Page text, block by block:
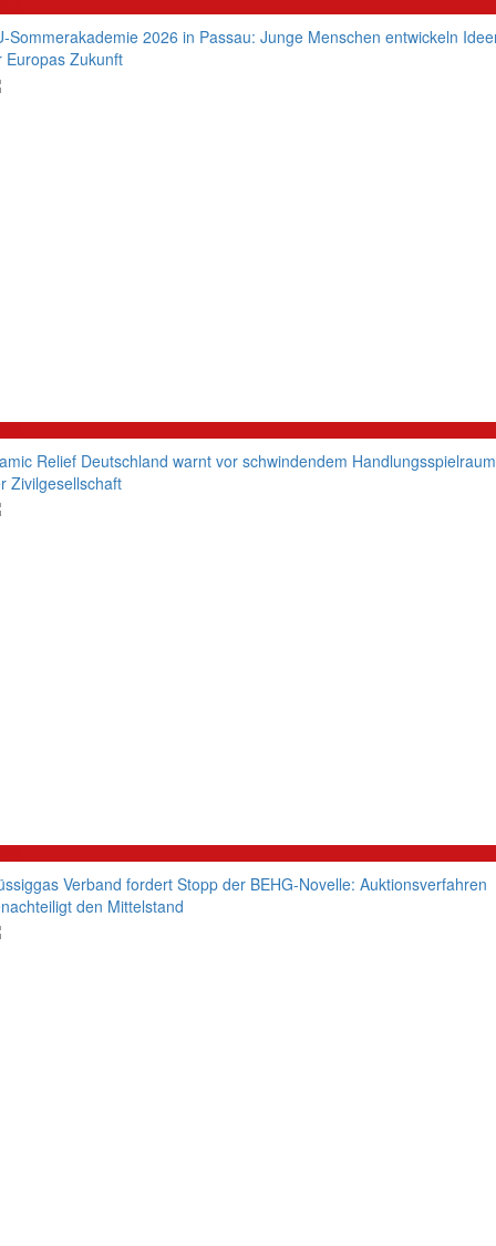
Sommerakademie 2026 in Passau: Junge Menschen entwickeln
Europas Zukunft
Relief Deutschland warnt vor schwindendem Handlungsspielraum
Zivilgesellschaft
Verband fordert Stopp der BEHG-Novelle: Auktionsverfahren
den Mittelstand